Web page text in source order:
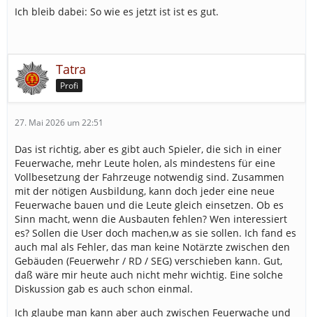
Ich bleib dabei: So wie es jetzt ist ist es gut.
Tatra
Profi
27. Mai 2026 um 22:51
Das ist richtig, aber es gibt auch Spieler, die sich in einer
Feuerwache, mehr Leute holen, als mindestens für eine
Vollbesetzung der Fahrzeuge notwendig sind. Zusammen
mit der nötigen Ausbildung, kann doch jeder eine neue
Feuerwache bauen und die Leute gleich einsetzen. Ob es
Sinn macht, wenn die Ausbauten fehlen? Wen interessiert
es? Sollen die User doch machen,w as sie sollen. Ich fand es
auch mal als Fehler, das man keine Notärzte zwischen den
Gebäuden (Feuerwehr / RD / SEG) verschieben kann. Gut,
daß wäre mir heute auch nicht mehr wichtig. Eine solche
Diskussion gab es auch schon einmal.
Ich glaube man kann aber auch zwischen Feuerwache und